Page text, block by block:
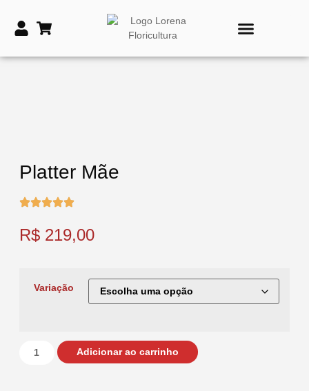
Platter Mãe
R$ 219,00
Variação
Adicionar ao carrinho